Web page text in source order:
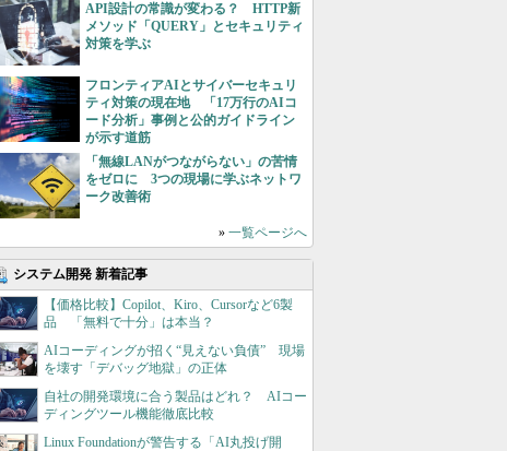
API設計の常識が変わる？ HTTP新
メソッド「QUERY」とセキュリティ
対策を学ぶ
フロンティアAIとサイバーセキュリ
ティ対策の現在地 「17万行のAIコ
ード分析」事例と公的ガイドライン
が示す道筋
「無線LANがつながらない」の苦情
をゼロに 3つの現場に学ぶネットワ
ーク改善術
» 一覧ページへ
システム開発 新着記事
【価格比較】Copilot、Kiro、Cursorなど6製
品 「無料で十分」は本当？
AIコーディングが招く“見えない負債” 現場
を壊す「デバッグ地獄」の正体
自社の開発環境に合う製品はどれ？ AIコー
ディングツール機能徹底比較
Linux Foundationが警告する「AI丸投げ開